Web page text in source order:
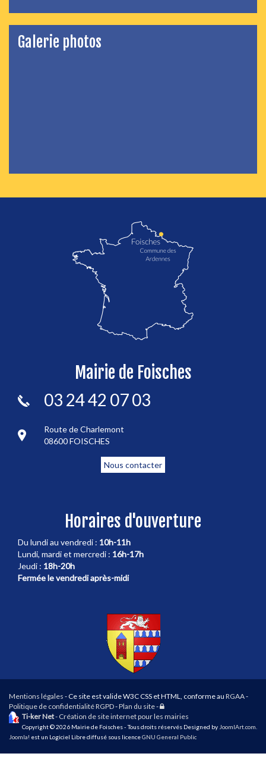
Galerie photos
localisation de Foisches
Mairie de Foisches
03 24 42 07 03
Route de Charlemont
08600 FOISCHES
Nous contacter
Horaires d'ouverture
Du lundi au vendredi : 10h-11h
Lundi, mardi et mercredi : 16h-17h
Jeudi : 18h-20h
Fermée le vendredi après-midi
Mentions légales - Ce site est valide W3C CSS et HTML, conforme au RGAA-
Politique de confidentialité RGPD-Plan du site- Connexion
Ti-ker Net- Création de site internet pour les mairies
Copyright © 2026 Mairie de Foisches - Tous droits réservés Designed by JoomlArt.com
Joomla! est un Logiciel Libre diffusé sous licenceGNU General Public